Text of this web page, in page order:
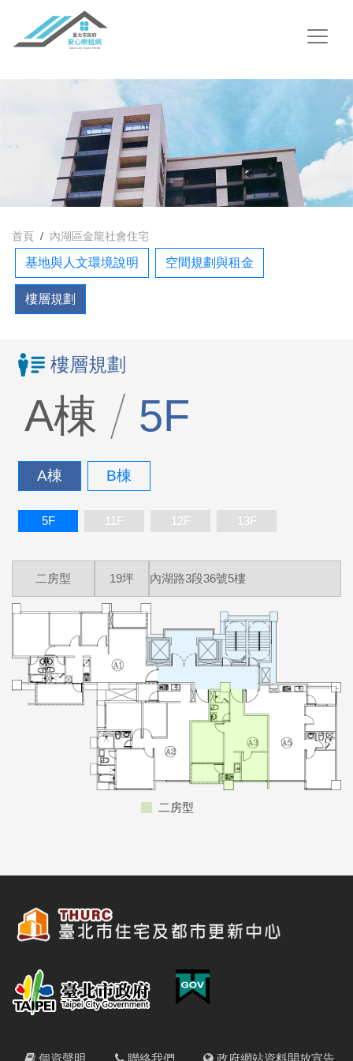
首頁 內湖區金龍社會住宅
基地與人文環境說明 空間規劃與租金
樓層規劃
樓層規劃
A棟 5F
A棟 B棟
5F 11F 12F 13F
二房型 19坪 內湖路3段36號5樓
二房型
個資聲明 聯絡我們 政府網站資料開放宣告